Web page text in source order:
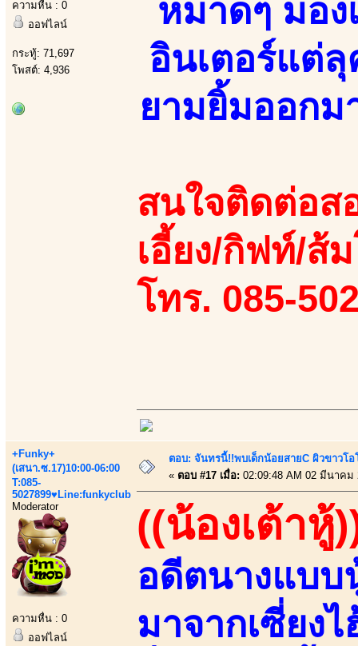
ความหื่น : 0
ออฟไลน์
กระทู้: 71,697
โพสต์: 4,936
หมาดๆ มอ
อินเตอร์แต่
ยามยิ้มออก
สนใจติดต่อส
เอี้ยง/กิฟท์/ส้
โทร. 085-
+Funky+
(เสนา.ซ.17)10:00-06:00
T:085-
5027899♥Line:funkyclub
Moderator
ความหื่น : 0
ออฟไลน์
ตอบ: จันทรนี้!!พบเด็กน้อยสายC ผิวขาวโ
« ตอบ #17 เมื่อ: 02:09:48 AM 02 มีนาคม
((น้องเต้าหู้
อดีตนางแบบ
มาจากเซี่ยง